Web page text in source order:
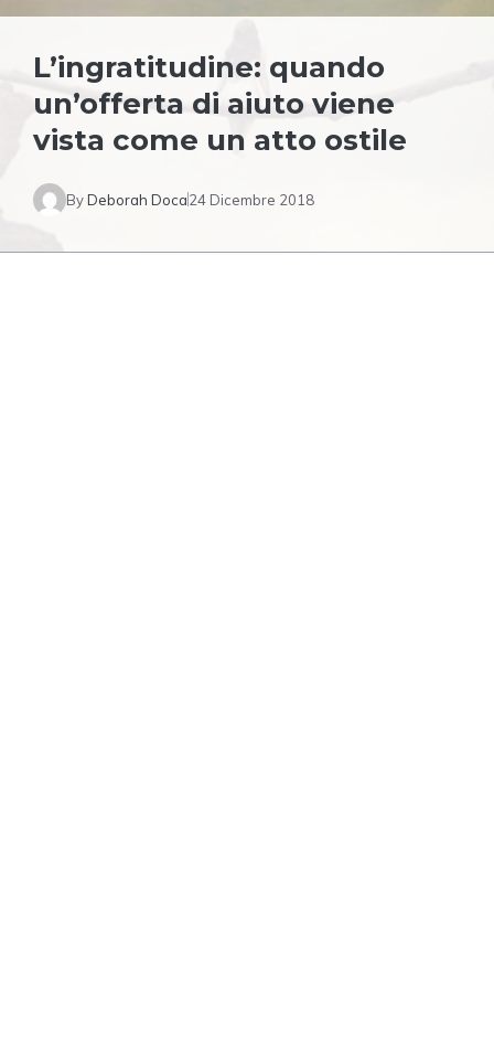
L’ingratitudine: quando
un’offerta di aiuto viene
vista come un atto ostile
ByDeborah Doca24 Dicembre 2018